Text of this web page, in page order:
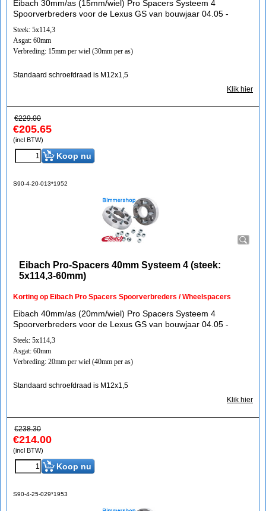
Eibach 30mm/as (15mm/wiel) Pro Spacers Systeem 4
Spoorverbreders voor de Lexus GS van bouwjaar 04.05 -
Steek: 5x114,3
Asgat: 60mm
Verbreding: 15mm per wiel (30mm per as)
Standaard schroefdraad is M12x1,5
Klik hier
€229.00
€205.65
(incl BTW)
Koop nu
S90-4-20-013*1952
Eibach Pro-Spacers 40mm Systeem 4 (steek:
5x114,3-60mm)
Korting op Eibach Pro Spacers Spoorverbreders / Wheelspacers
Eibach 40mm/as (20mm/wiel) Pro Spacers Systeem 4
Spoorverbreders voor de Lexus GS van bouwjaar 04.05 -
Steek: 5x114,3
Asgat: 60mm
Verbreding: 20mm per wiel (40mm per as)
Standaard schroefdraad is M12x1,5
Klik hier
€238.30
€214.00
(incl BTW)
Koop nu
S90-4-25-029*1953